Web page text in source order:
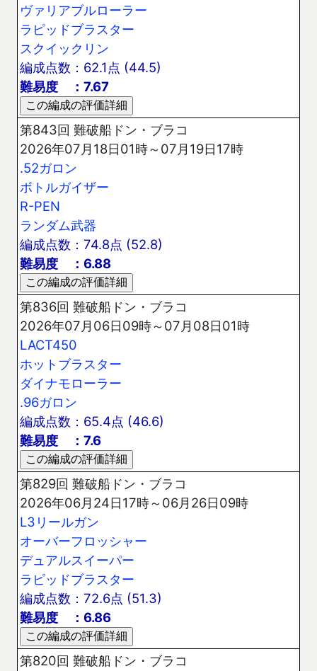
ヴァリアブルローラー
ラピッドブラスター
スクイックリン
編成点数：62.1点 (44.5)
難易度 ：7.67
第843回 難破船ドン・ブラコ
2026年07月18日01時～07月19日17時
.52ガロン
ボトルガイザー
R-PEN
ランダム武器
編成点数：74.8点 (52.8)
難易度 ：6.88
第836回 難破船ドン・ブラコ
2026年07月06日09時～07月08日01時
LACT450
ホットブラスター
ダイナモローラー
.96ガロン
編成点数：65.4点 (46.6)
難易度 ：7.6
第829回 難破船ドン・ブラコ
2026年06月24日17時～06月26日09時
L3リールガン
オーバーフロッシャー
デュアルスイーパー
ラピッドブラスター
編成点数：72.6点 (51.3)
難易度 ：6.86
第820回 難破船ドン・ブラコ